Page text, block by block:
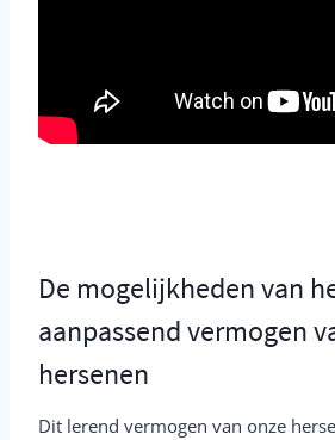
De mogelijkheden van
aanpassend vermogen
hersenen
Dit lerend vermogen van onze